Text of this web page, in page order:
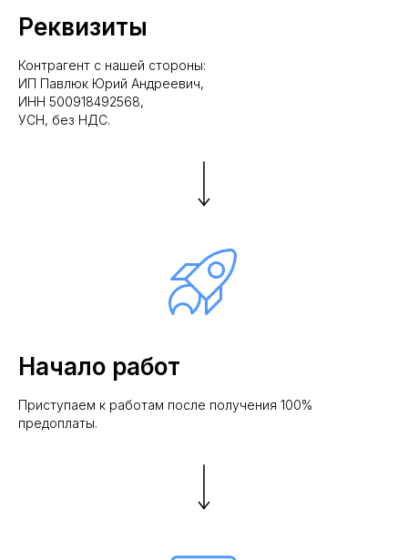
Реквизиты
Контрагент с нашей стороны:
ИП Павлюк Юрий Андреевич,
ИНН 500918492568,
УСН, без НДС.
Начало работ
Приступаем к работам после получения 100%
предоплаты.